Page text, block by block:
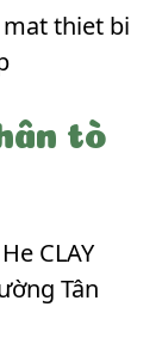
mat thiet bi
tò
CLAY
Tân